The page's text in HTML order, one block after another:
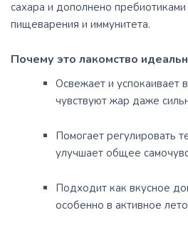
сахара и дополнено
пищеварения и иммунитета.
Почему это лакомство
Освежает и успокаивает
чувствуют жар даже
Помогает регулировать
улучшает общее
Подходит как вкусное
особенно в активное